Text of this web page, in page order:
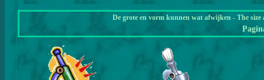
De grote en vorm kunnen wat afwijken - The